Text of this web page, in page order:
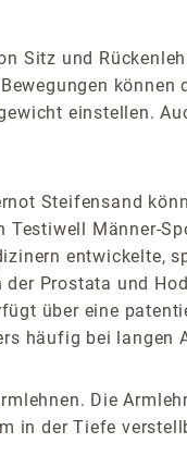
Sitz und
einstellen.
Steifensand
Männer-
entwickelte,
Prostata und
über eine
häufig bei langen
Die
in der Tiefe